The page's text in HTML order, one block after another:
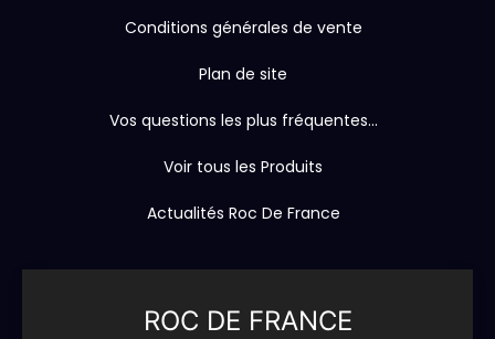
Conditions générales de vente
Plan de site
Vos questions les plus fréquentes...
Voir tous les Produits
Actualités Roc De France
ROC DE FRANCE